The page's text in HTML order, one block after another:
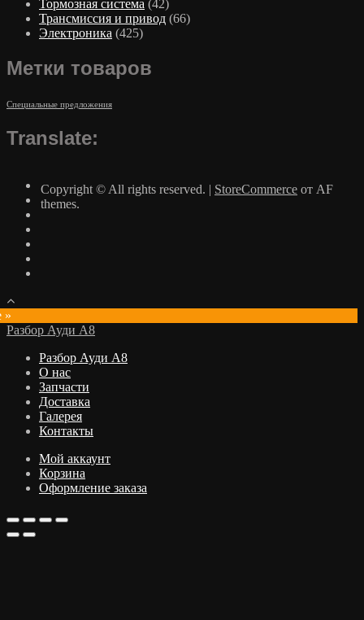
Тормозная система (42)
Трансмиссия и привод (66)
Электроника (425)
Метки товаров
Специальные предложения
Translate:
Copyright © All rights reserved. | StoreCommerce от AF
themes.
»
Разбор Ауди А8
Разбор Ауди А8
О нас
Запчасти
Доставка
Галерея
Контакты
Мой аккаунт
Корзина
Оформление заказа